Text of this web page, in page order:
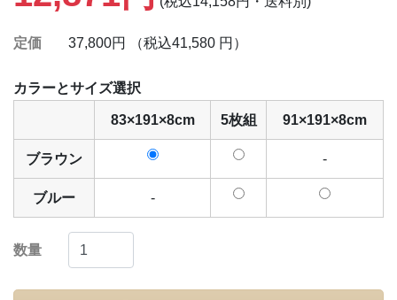
定価 37,800円 （税込41,580 円）
カラーとサイズ選択
83×191×8cm 5枚組 91×191×8cm
ブラウン -
ブルー -
数量